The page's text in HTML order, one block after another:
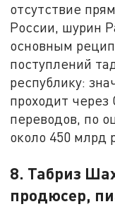
отсутствие
России, шурин
основным
поступлений
республику:
проходит
переводов, по
около 450 млрд
8. Табриз
продюсер,